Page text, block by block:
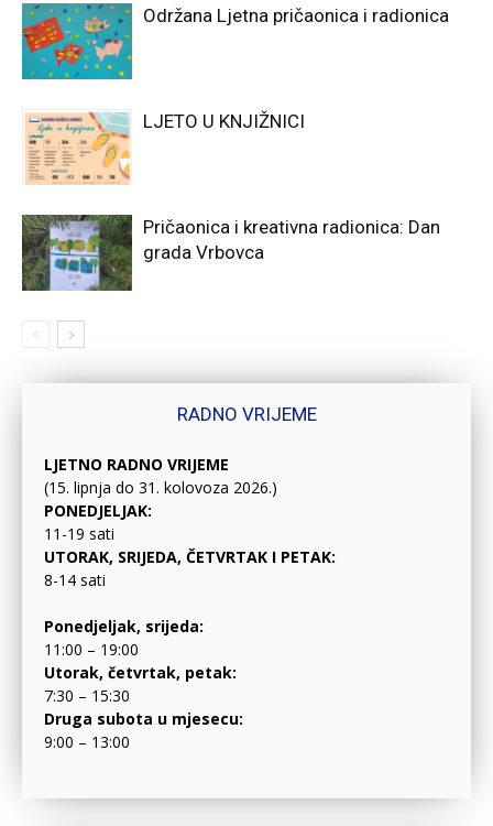
Održana Ljetna pričaonica i radionica
LJETO U KNJIŽNICI
Pričaonica i kreativna radionica: Dan
grada Vrbovca
RADNO VRIJEME
LJETNO RADNO VRIJEME
(15. lipnja do 31. kolovoza 2026.)
PONEDJELJAK:
11-19 sati
UTORAK, SRIJEDA, ČETVRTAK I PETAK:
8-14 sati
Ponedjeljak, srijeda:
11:00 – 19:00
Utorak, četvrtak, petak:
7:30 – 15:30
Druga subota u mjesecu:
9:00 – 13:00